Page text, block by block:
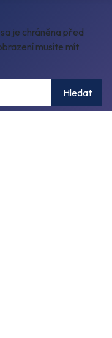
je chráněna před
musíte mít
Hledat